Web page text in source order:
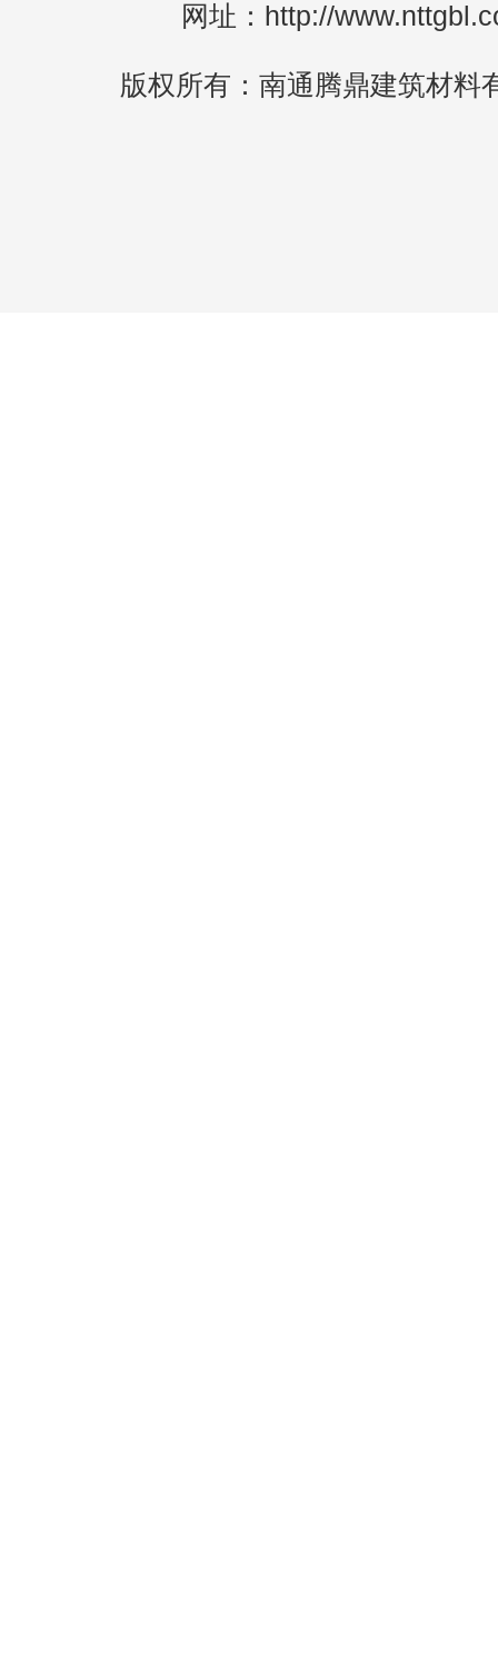
网址：http://
版权所有：南通腾鼎建筑材料